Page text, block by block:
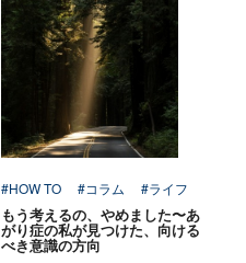
#HOW TO #コラム #ライフ
もう考えるの、やめました〜あ
がり症の私が見つけた、向ける
べき意識の方向